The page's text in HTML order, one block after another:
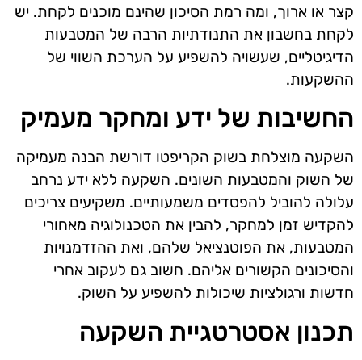
קצר או ארוך, ומה רמת הסיכון שהינם מוכנים לקחת. יש
לקחת בחשבון את התנודתיות הרבה של המטבעות
הדיגיטליים, שעשויה להשפיע על הערכת השווי של
ההשקעות.
החשיבות של ידע ומחקר מעמיק
השקעה מוצלחת בשוק הקריפטו דורשת הבנה מעמיקה
של השוק והמטבעות השונים. השקעה ללא ידע נרחב
עלולה להוביל להפסדים משמעותיים. משקיעים צריכים
להקדיש זמן למחקר, להבין את הטכנולוגיה מאחורי
המטבעות, את הפוטנציאל שלהם, ואת ההזדמנויות
והסיכונים הקשורים אליהם. חשוב גם לעקוב אחרי
חדשות ורגולציות שיכולות להשפיע על השוק.
תכנון אסטרטגיית השקעה